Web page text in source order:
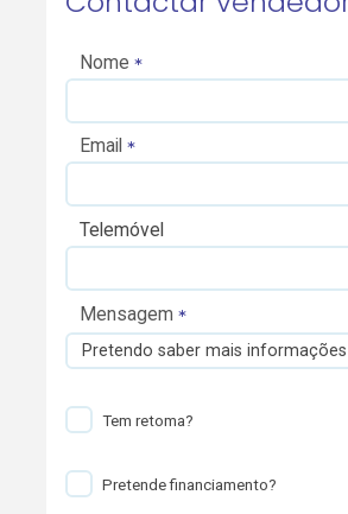
Nome
Email
Telemóvel
Mensagem
Pretendo saber mais informações
Tem retoma?
Pretende financiamento?